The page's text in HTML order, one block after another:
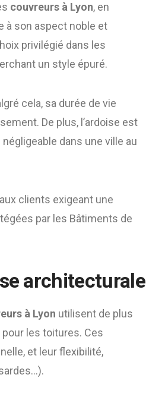
couvreurs à Lyon, en
à son aspect noble et
privilégié dans les
un style épuré.
cela, sa durée de vie
De plus, l’ardoise est
dans une ville au
clients exigeant une
par les Bâtiments de
architecturale
à Lyon utilisent de plus
les toitures. Ces
et leur flexibilité,